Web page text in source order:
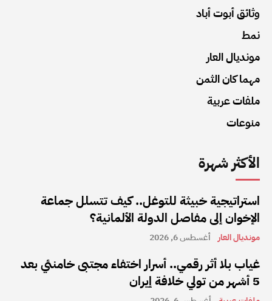
وثائق أبوت أباد
نمط
مونديال العار
مهما كان الثمن
ملفات عربية
منوعات
الأكثر شهرة
استراتيجية خبيثة للتوغل.. كيف تتسلل جماعة
الإخوان إلى مفاصل الدولة الألمانية؟
مونديال العار أغسطس 6, 2026
غياب بلا أثر رقمي.. أسرار اختفاء مجتبى خامنئي بعد
5 أشهر من تولي خلافة إيران